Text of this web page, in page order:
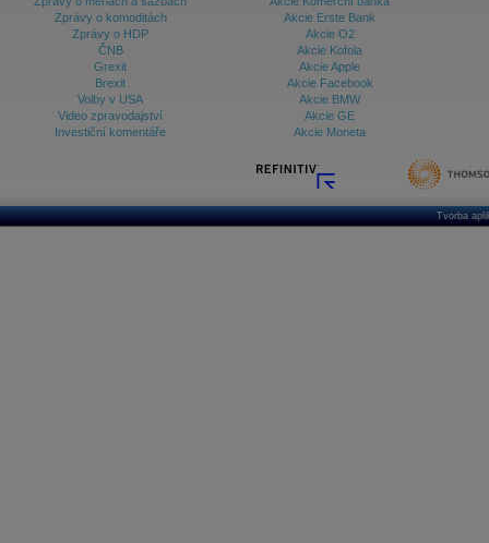
Zprávy o komoditách
Zprávy o HDP
ČNB
Grexit
Brexit
Volby v USA
Video zpravodajství
Investiční komentáře
Akcie Erste Bank
Akcie O2
Akcie Kofola
Akcie Apple
Akcie Facebook
Akcie BMW
Akcie GE
Akcie Moneta
Tvorba